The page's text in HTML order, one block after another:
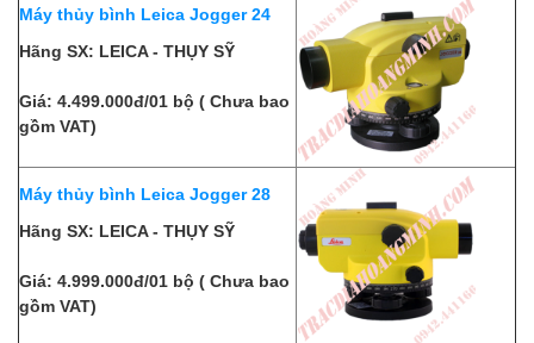
Máy thủy bình Leica Jogger 24
Hãng SX: LEICA - THỤY SỸ
Giá: 4.499.000đ/01 bộ ( Chưa bao
gồm VAT)
Máy thủy bình Leica Jogger 28
Hãng SX: LEICA - THỤY SỸ
Giá: 4.999.000đ/01 bộ ( Chưa bao
gồm VAT)